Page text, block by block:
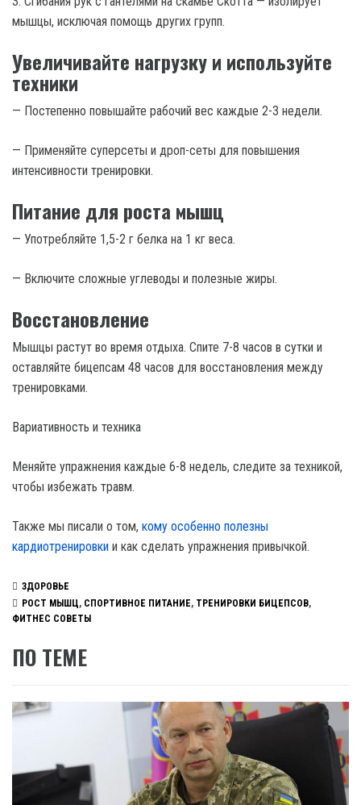
мышцы, исключая помощь других групп.
Увеличивайте нагрузку и используйте
техники
— Постепенно повышайте рабочий вес каждые 2-3 недели.
— Применяйте суперсеты и дроп-сеты для повышения
интенсивности тренировки.
Питание для роста мышц
— Употребляйте 1,5-2 г белка на 1 кг веса.
— Включите сложные углеводы и полезные жиры.
Восстановление
Мышцы растут во время отдыха. Спите 7-8 часов в сутки и
оставляйте бицепсам 48 часов для восстановления между
тренировками.
Вариативность и техника
Меняйте упражнения каждые 6-8 недель, следите за техникой,
чтобы избежать травм.
Также мы писали о том, кому особенно полезны
кардиотренировки и как сделать упражнения привычкой.
ЗДОРОВЬЕ
РОСТ МЫШЦ, СПОРТИВНОЕ ПИТАНИЕ, ТРЕНИРОВКИ БИЦЕПСОВ,
ФИТНЕС СОВЕТЫ
ПО ТЕМЕ